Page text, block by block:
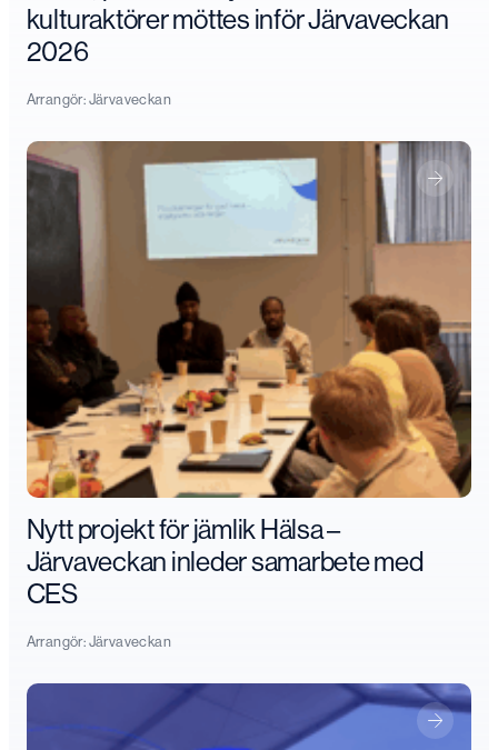
kulturaktörer möttes inför Järvaveckan
2026
Arrangör: Järvaveckan
Nytt projekt för jämlik Hälsa –
Järvaveckan inleder samarbete med
CES
Arrangör: Järvaveckan